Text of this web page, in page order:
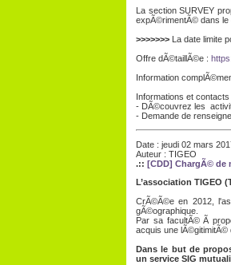
La section SURVEY
expÃ©rimentÃ© dans le
>>>>>>> La date limite
Offre dÃ©taillÃ©e :
Information
Informations et contacts
- DÃ©couvrez les
- Demande de
Date : jeudi 02 mars
Auteur : TIGEO
.:: [CDD] ChargÃ© de
L’association TIGEO
CrÃ©Ã©e en 2012,
gÃ©ographique.
Par sa facultÃ© Ã
acquis une lÃ©gitimitÃ©
Dans le but de
un service SIG